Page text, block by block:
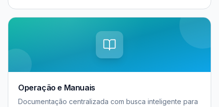
Operação e Manuais
Documentação centralizada com busca inteligente para